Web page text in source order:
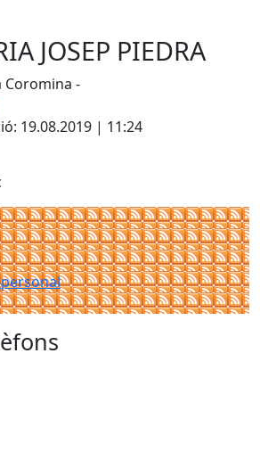
JOSEP PIEDRA
Coromina -
19.08.2019 | 11:24